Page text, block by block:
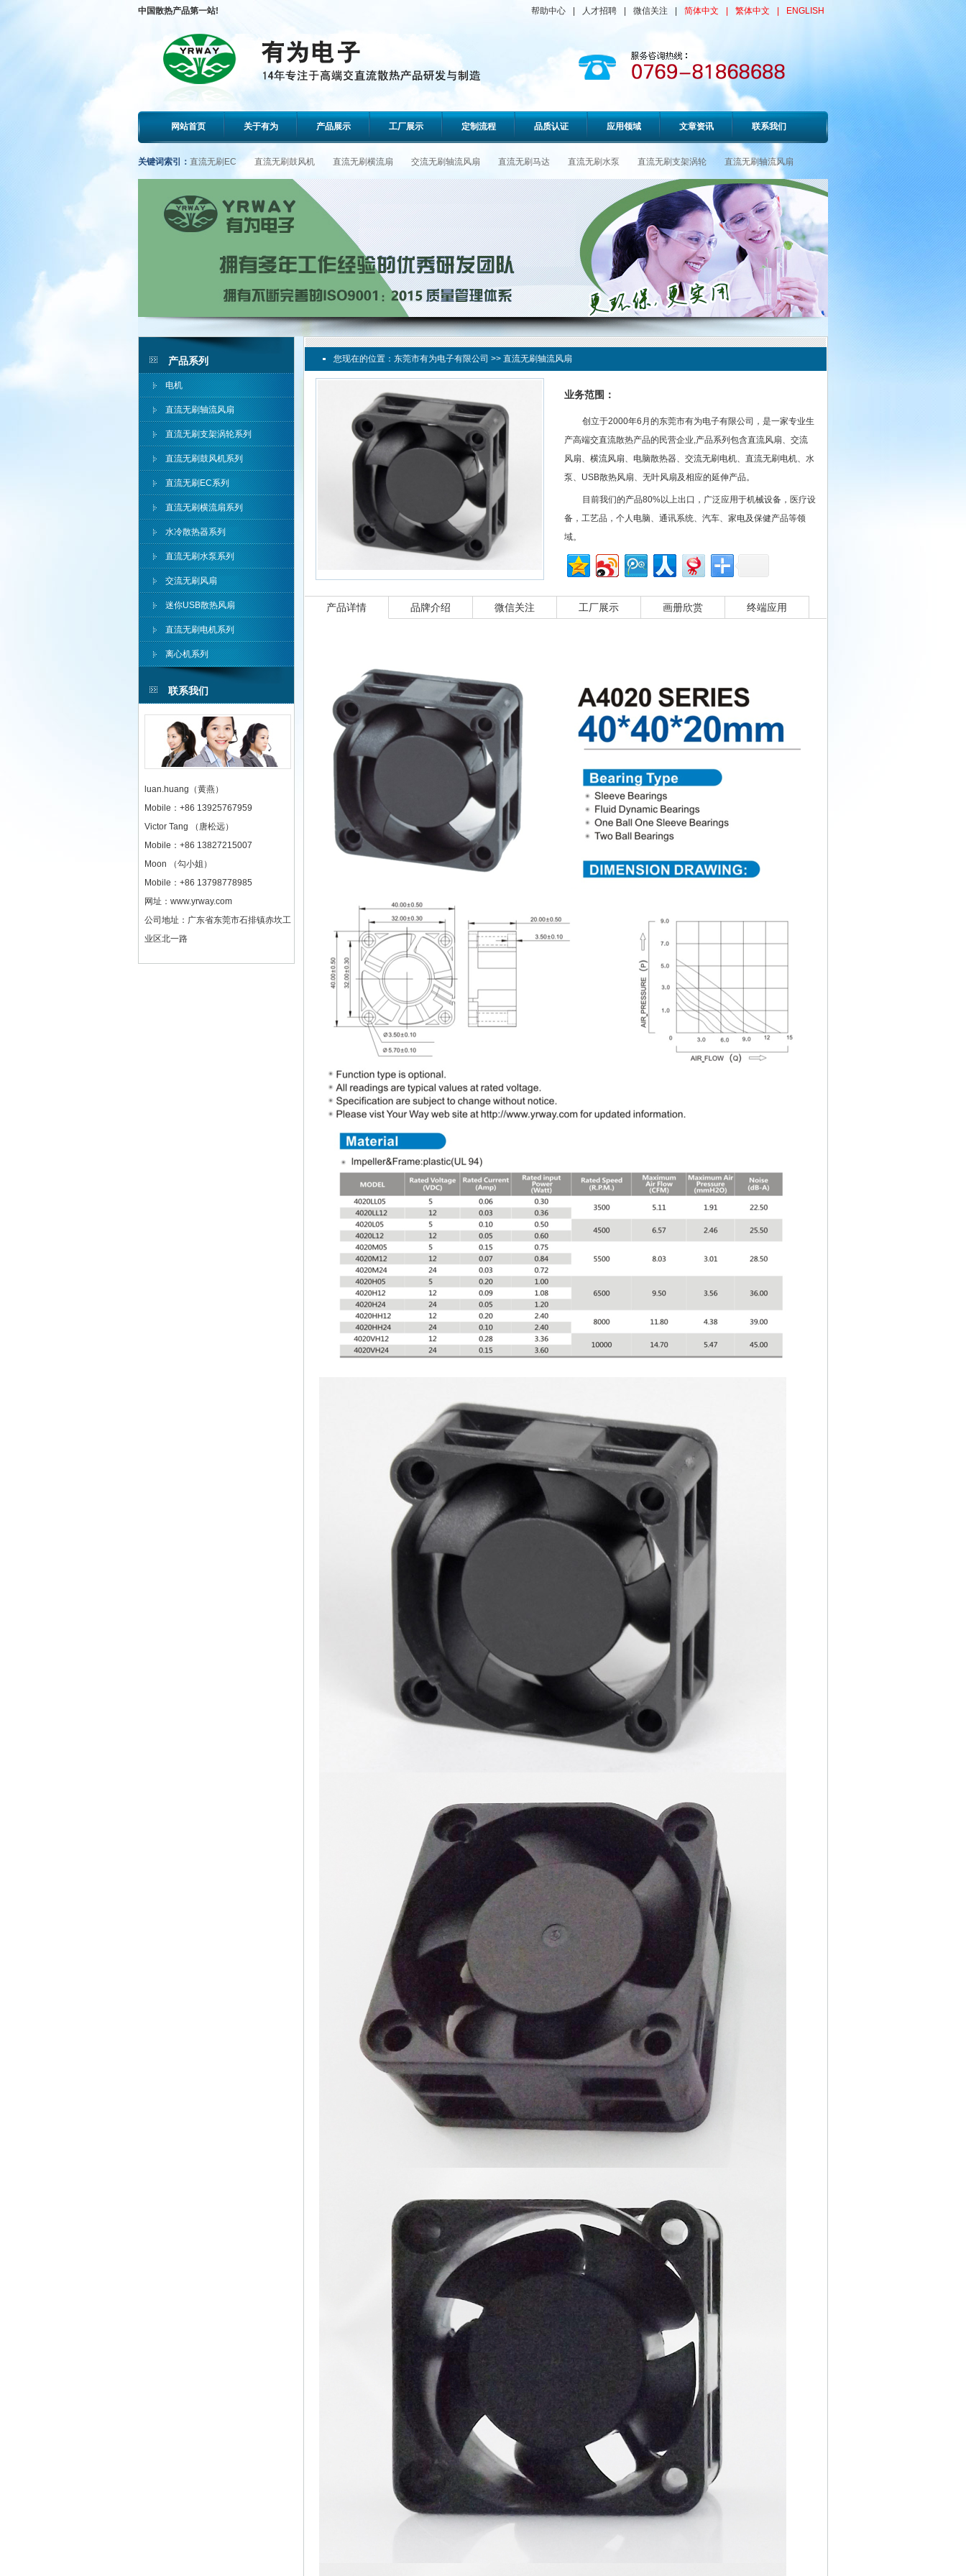
帮助中心 人才招聘 微信关注 简体中文 繁体中文 ENGLISH
中国散热产品第一站!
网站首页 关于有为 产品展示 工厂展示 定制流程 品质认证 应用领域 文章资讯 联系我们
关键词索引： 直流无刷EC 直流无刷鼓风机 直流无刷横流扇 交流无刷轴流风扇 直流无刷马达 直流无刷水泵 直流无刷支架涡轮 直流无刷轴流风扇
产品系列
电机
直流无刷轴流风扇
直流无刷支架涡轮系列
直流无刷鼓风机系列
直流无刷EC系列
直流无刷横流扇系列
水冷散热器系列
直流无刷水泵系列
交流无刷风扇
迷你USB散热风扇
直流无刷电机系列
离心机系列
联系我们
luan.huang（黄燕）
Mobile：+86 13925767959
Victor Tang （唐松远）
Mobile：+86 13827215007
Moon （勾小姐）
Mobile：+86 13798778985
网址：www.yrway.com
公司地址：广东省东莞市石排镇赤坎工
业区北一路
您现在的位置： 东莞市有为电子有限公司 >> 直流无刷轴流风扇
业务范围：
创立于2000年6月的东莞市有为电子有限公司，是一家专业生
产高端交直流散热产品的民营企业,产品系列包含直流风扇、交流
风扇、横流风扇、电脑散热器、交流无刷电机、直流无刷电机、水
泵、USB散热风扇、无叶风扇及相应的延伸产品。
目前我们的产品80%以上出口，广泛应用于机械设备，医疗设
备，工艺品，个人电脑、通讯系统、汽车、家电及保健产品等领
域。
产品详情 品牌介绍 微信关注 工厂展示 画册欣赏 终端应用